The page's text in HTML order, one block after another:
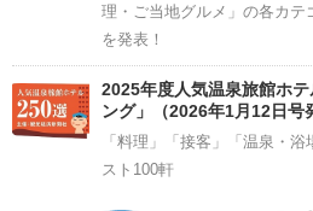
理・ご当地グルメ」の各カテ
を発表！
2025年度人気温泉旅館ホ
ング」（2026年1月12日号
「料理」「接客」「温泉・
スト100軒